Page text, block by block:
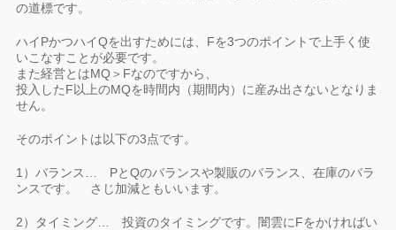
の道標です。
ハイPかつハイQを出すためには、Fを3つのポイントで上手く使
いこなすことが必要です。
また経営とはMQ＞Fなのですから、
投入したF以上のMQを時間内（期間内）に産み出さないとなりま
せん。
そのポイントは以下の3点です。
1）バランス… PとQのバランスや製販のバランス、在庫のバラ
ンスです。 さじ加減ともいいます。
2）タイミング… 投資のタイミングです。闇雲にFをかければい